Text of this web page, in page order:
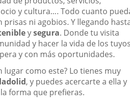
y cultura…. Todo cuanto
ni agobios. Y llegando
ysegura. Donde tu visita
y hacer la vida de los
y con más oportunidades.
lugar como este? Lo tienes muy
, y puedes acercarte a ella y
forma que prefieras.